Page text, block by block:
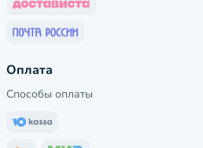
Оплата
Способы оплаты